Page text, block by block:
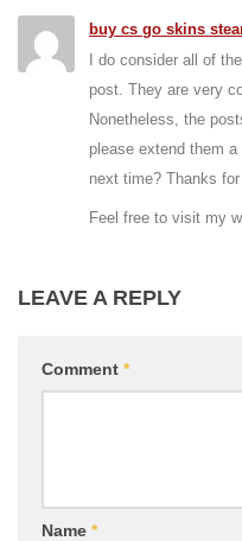
buy cs go skins
I do consider all of
post. They are very
Nonetheless, the
please extend them a
next time? Thanks for
Feel free to visit my
LEAVE A REPLY
Comment *
Name *